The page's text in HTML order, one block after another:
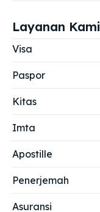
Layanan Kami
Visa
Paspor
Kitas
Imta
Apostille
Penerjemah
Asuransi